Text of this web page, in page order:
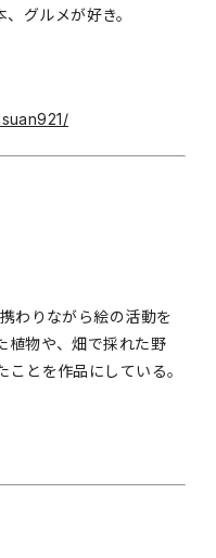
グルメが好き。
わりながら絵の活動を
植物や、畑で採れた野
とを作品にしている。